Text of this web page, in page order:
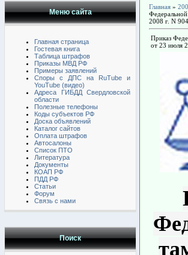
Меню сайта
Главная страница
Гостевая книга
Таблица штрафов
Приказы МВД РФ
Примеры заявлений
Споры с ДПС на RuTube и
YouTube (видео)
Адреса ГИБДД Свердловской
области
Полезные телефоны
Коды субъектов РФ
Доска объявлений
Каталог сайтов
Оплата штрафов
Автосалоны
Список ПТО
Литература
Документы
КОАП РФ
ПДД РФ
Статьи
Форум
Связь с нами
Поиск
Главная »
2008 г. N
Приказ
от 23 июля